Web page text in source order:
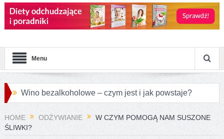
Menu
Wino bezalkoholowe – czym jest i jak powstaje?
Przepisy na różnorodne pierogi azjatyckie
Jakie są największe różnice między konopiami a
HOME ODŻYWIANIE
W CZYM POMOGĄ NAM SUSZONE
ŚLIWKI?